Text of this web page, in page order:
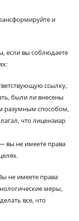
и
если вы соблюдаете
ссылку,
были ли внесены
разумным способом,
что лицензиар
вы не имеете права
не имеете права
меры,
все, что